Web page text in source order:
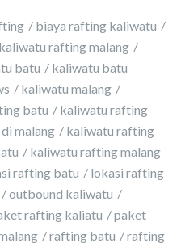
biaya rafting kaliwatu
rafting malang
batu
kaliwatu batu
kaliwatu malang
batu
kaliwatu rafting
malang
kaliwatu rafting
kaliwatu rafting malang
rafting batu
lokasi rafting
outbound kaliwatu
rafting kaliatu
paket
rafting batu
rafting